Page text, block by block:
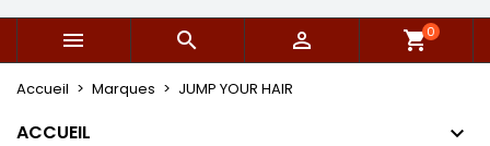
   shopping_cart0
Accueil Marques JUMP YOUR HAIR
ACCUEIL